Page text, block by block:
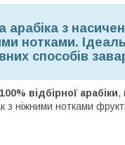
з
нотками.
способів
100% відбірної арабіки,
ніжними нотками